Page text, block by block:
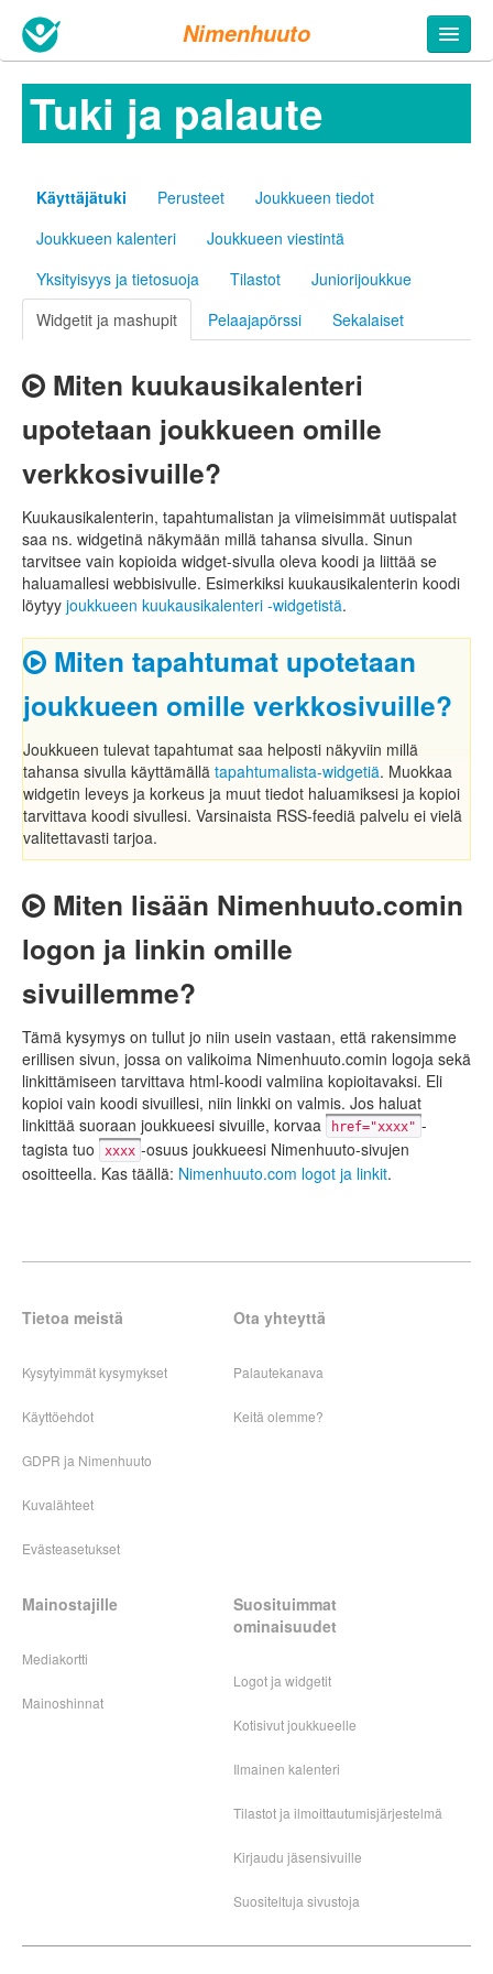
Nimenhuuto
Tuki ja palaute
Käyttäjätuki Perusteet
Joukkueen tiedot
Joukkueen kalenteri
Joukkueen viestintä
Yksityisyys ja tietosuoja
Tilastot
Juniorijoukkue
Widgetit ja mashupit
Pelaajapörssi Sekalaiset
Miten kuukausikalenteri
upotetaan joukkueen omille
verkkosivuille?
Kuukausikalenterin, tapahtumalistan ja viimeisimmät uutispalat
saa ns. widgetinä näkymään millä tahansa sivulla. Sinun
tarvitsee vain kopioida widget-sivulla oleva koodi ja liittää se
haluamallesi webbisivulle. Esimerkiksi kuukausikalenterin koodi
löytyy joukkueen kuukausikalenteri -widgetistä.
Miten tapahtumat upotetaan
joukkueen omille verkkosivuille?
Joukkueen tulevat tapahtumat saa helposti näkyviin millä
tahansa sivulla käyttämällä tapahtumalista-widgetiä. Muokkaa
widgetin leveys ja korkeus ja muut tiedot haluamiksesi ja kopioi
tarvittava koodi sivullesi. Varsinaista RSS-feediä palvelu ei vielä
valitettavasti tarjoa.
Miten lisään Nimenhuuto.comin
logon ja linkin omille
sivuillemme?
Tämä kysymys on tullut jo niin usein vastaan, että rakensimme
erillisen sivun, jossa on valikoima Nimenhuuto.comin logoja sekä
linkittämiseen tarvittava html-koodi valmiina kopioitavaksi. Eli
kopioi vain koodi sivuillesi, niin linkki on valmis. Jos haluat
linkittää suoraan joukkueesi sivuille, korvaa
href="xxxx" -
tagista tuo
xxxx -osuus joukkueesi Nimenhuuto-sivujen
osoitteella. Kas täällä: Nimenhuuto.com logot ja linkit.
Tietoa meistä
Kysytyimmät kysymykset
Käyttöehdot
GDPR ja Nimenhuuto
Kuvalähteet
Evästeasetukset
Ota yhteyttä
Palautekanava
Keitä olemme?
Mainostajille
Mediakortti
Mainoshinnat
Suosituimmat
ominaisuudet
Logot ja widgetit
Kotisivut joukkueelle
Ilmainen kalenteri
Tilastot ja ilmoittautumisjärjestelmä
Kirjaudu jäsensivuille
Suositeltuja sivustoja